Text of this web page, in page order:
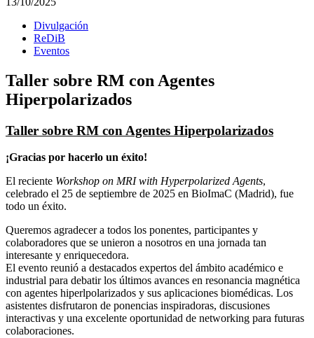
Divulgación
ReDiB
Eventos
Taller sobre RM con Agentes
Hiperpolarizados
Taller sobre RM con Agentes Hiperpolarizados
¡Gracias por hacerlo un éxito!
El reciente Workshop on MRI with Hyperpolarized Agents,
celebrado el 25 de septiembre de 2025 en BioImaC (Madrid), fue
todo un éxito.
Queremos agradecer a todos los ponentes, participantes y
colaboradores que se unieron a nosotros en una jornada tan
interesante y enriquecedora.
El evento reunió a destacados expertos del ámbito académico e
industrial para debatir los últimos avances en resonancia magnética
con agentes hiperlpolarizados y sus aplicaciones biomédicas. Los
asistentes disfrutaron de ponencias inspiradoras, discusiones
interactivas y una excelente oportunidad de networking para futuras
colaboraciones.